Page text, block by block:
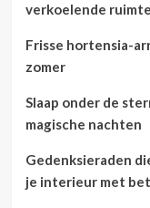
verkoelende
Frisse hortensia-
zomer
Slaap onder de
magische nachten
Gedenksieraden
je interieur met